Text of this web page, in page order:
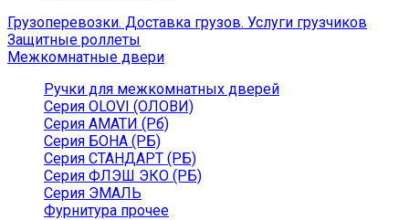
Грузоперевозки. Доставка грузов. Услуги грузчиков
Защитные роллеты
Межкомнатные двери
Ручки для межкомнатных дверей
Серия OLOVI (ОЛОВИ)
Серия АМАТИ (Рб)
Серия БОНА (РБ)
Серия СТАНДАРТ (РБ)
Серия ФЛЭШ ЭКО (РБ)
Серия ЭМАЛЬ
Фурнитура прочее